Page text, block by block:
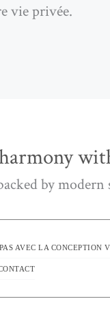
vie privée.
by modern
AVEC LA CONCEPTION